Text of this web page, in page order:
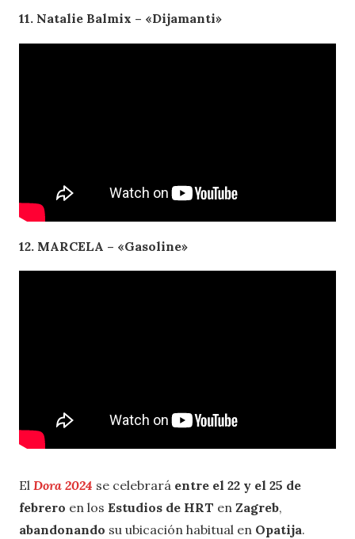
11. Natalie Balmix – «Dijamanti»
12. MARCELA – «Gasoline»
El Dora 2024 se celebrará entre el 22 y el 25 de
febrero en los Estudios de HRT en Zagreb,
abandonando su ubicación habitual en Opatija.